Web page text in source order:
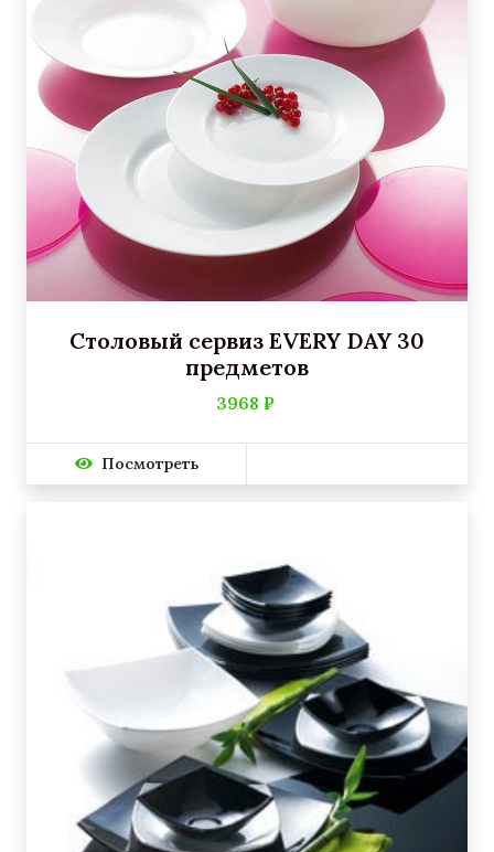
Столовый сервиз EVERY DAY 30
предметов
3968 ₽
Посмотреть